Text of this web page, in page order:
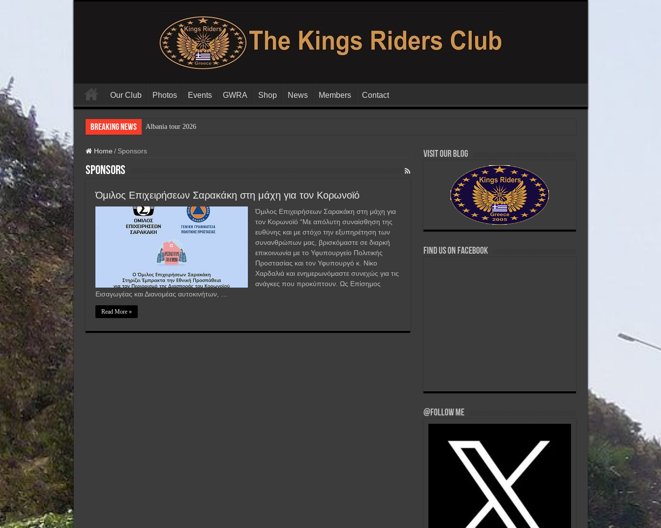
Our Club Photos Events GWRA Shop News Members Contact
Breaking News Albania tour 2026
Home / Sponsors
Sponsors
Όμιλος Επιχειρήσεων Σαρακάκη στη μάχη για τον Κορωνοϊό
Όμιλος Επιχειρήσεων Σαρακάκη στη μάχη για
τον Κορωνοϊό “Με απόλυτη συναίσθηση της
ευθύνης και με στόχο την εξυπηρέτηση των
συνανθρώπων μας, βρισκόμαστε σε διαρκή
επικοινωνία με το Υφυπουργείο Πολιτικής
Προστασίας και τον Υφυπουργό κ. Νίκο
Χαρδαλιά και ενημερωνόμαστε συνεχώς για τις
ανάγκες που προκύπτουν. Ως Επίσημος
Εισαγωγέας και Διανομέας αυτοκινήτων, …
Read More »
Visit our Blog
Find us on Facebook
@Follow Me